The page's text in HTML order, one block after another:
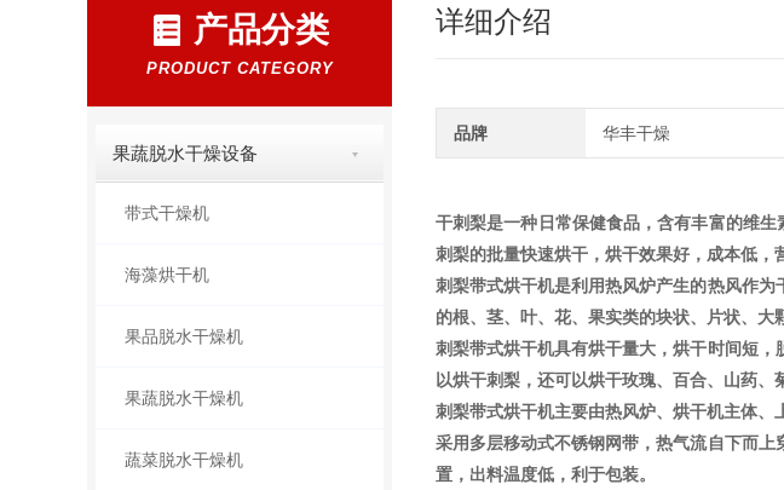
产品分类
PRODUCT CATEGORY
果蔬脱水干燥设备
带式干燥机
海藻烘干机
果品脱水干燥机
果蔬脱水干燥机
蔬菜脱水干燥机
详细介绍
品牌 华丰干燥
干刺梨是一种日常保健食品，含有丰富的维
刺梨的批量快速烘干，烘干效果好，成本低，
刺梨带式烘干机是利用热风炉产生的热风作为
的根、茎、叶、花、果实类的块状、片状、大
刺梨带式烘干机具有烘干量大，烘干时间短
以烘干刺梨，还可以烘干玫瑰、百合、山药、
刺梨带式烘干机主要由热风炉、烘干机主体、
采用多层移动式不锈钢网带，热气流自下而
置，出料温度低，利于包装。